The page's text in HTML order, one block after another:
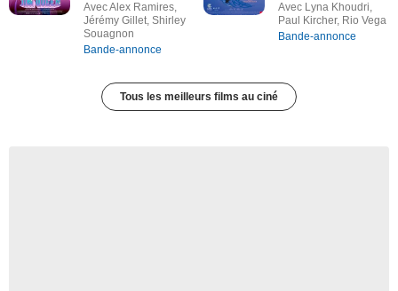
Avec Alex Ramires,
Jérémy Gillet, Shirley
Souagnon
Bande-annonce
Avec Lyna Khoudri,
Paul Kircher, Rio Vega
Bande-annonce
Tous les meilleurs films au ciné